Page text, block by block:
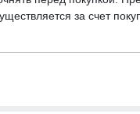
за счет